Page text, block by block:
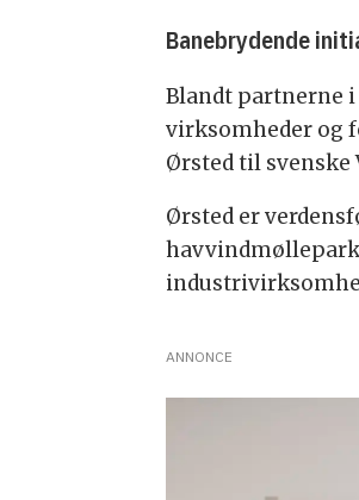
ANNONCE
Banebrydende
Blandt partnerne i
virksomheder og
Ørsted til svenske
Ørsted er